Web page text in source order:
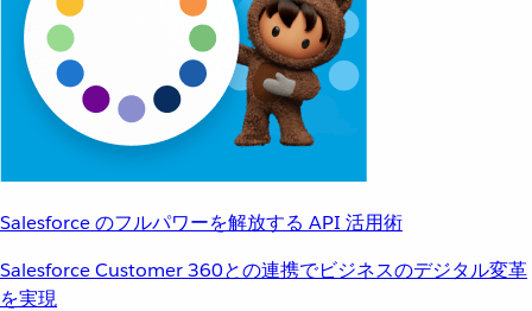
Salesforce のフルパワーを解放する API 活用術
Salesforce Customer 360との連携でビジネスのデジタル変革
を実現